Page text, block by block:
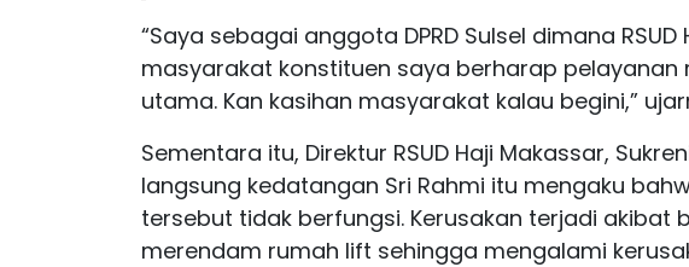
“Saya sebagai anggota DPRD Sulsel dimana
masyarakat konstituen saya berharap
utama. Kan kasihan masyarakat kalau begini,”
Sementara itu, Direktur RSUD Haji Makassar,
langsung kedatangan Sri Rahmi itu mengaku
tersebut tidak berfungsi. Kerusakan terjadi akibat
merendam rumah lift sehingga mengalami